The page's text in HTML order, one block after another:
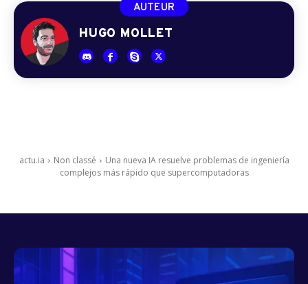
AUTEUR
HUGO MOLLET
actu.ia Non classé
Una nueva IA resuelve problemas de ingeniería
complejos más rápido que supercomputadoras